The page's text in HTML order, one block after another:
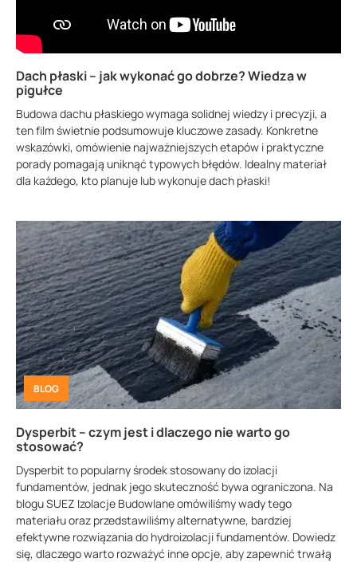
Dach płaski – jak wykonać go dobrze? Wiedza w
pigułce
Budowa dachu płaskiego wymaga solidnej wiedzy i precyzji, a
ten film świetnie podsumowuje kluczowe zasady. Konkretne
wskazówki, omówienie najważniejszych etapów i praktyczne
porady pomagają uniknąć typowych błędów. Idealny materiał
dla każdego, kto planuje lub wykonuje dach płaski!
BLOG
Dysperbit – czym jest i dlaczego nie warto go
stosować?
Dysperbit to popularny środek stosowany do izolacji
fundamentów, jednak jego skuteczność bywa ograniczona. Na
blogu SUEZ Izolacje Budowlane omówiliśmy wady tego
materiału oraz przedstawiliśmy alternatywne, bardziej
efektywne rozwiązania do hydroizolacji fundamentów. Dowiedz
się, dlaczego warto rozważyć inne opcje, aby zapewnić trwałą